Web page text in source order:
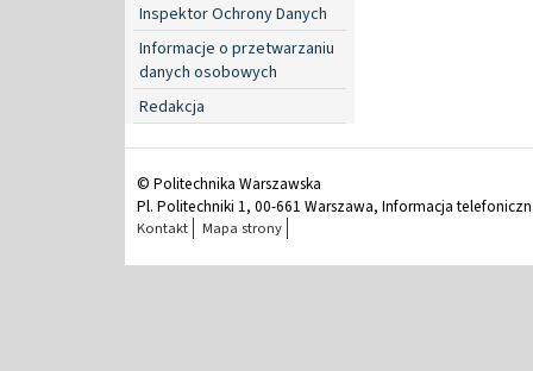
Inspektor Ochrony Danych
Informacje o przetwarzaniu
danych osobowych
Redakcja
© Politechnika Warszawska
Pl. Politechniki 1, 00-661 Warszawa, Informacja
Kontakt Mapa strony